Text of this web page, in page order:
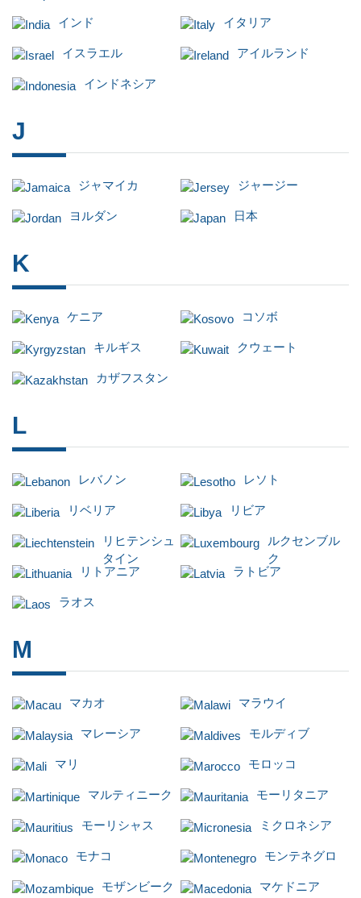
インド イタリア
イスラエル アイルランド
インドネシア
J
ジャマイカ ジャージー
ヨルダン 日本
K
ケニア コソボ
キルギス クウェート
カザフスタン
L
レバノン レソト
リベリア リビア
リヒテンシュ
タイン
ルクセンブル
ク
リトアニア
ラトビア
ラオス
M
マカオ マラウイ
マレーシア モルディブ
マリ モロッコ
マルティニーク モーリタニア
モーリシャス ミクロネシア
モナコ モンテネグロ
モザンビーク マケドニア